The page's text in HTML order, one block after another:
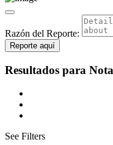
Razón del Reporte:
Reporte aquí
Resultados para
See Filters